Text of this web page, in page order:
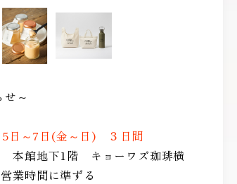
～
日～7日(金～日) ３日間
本館地下1階 キョーワズ珈琲横
業時間に準ずる